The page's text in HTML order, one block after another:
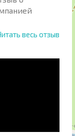
весь отзыв